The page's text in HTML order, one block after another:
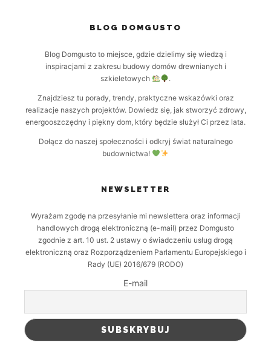
BLOG DOMGUSTO
Blog Domgusto to miejsce, gdzie dzielimy się wiedzą i
inspiracjami z zakresu budowy domów drewnianych i
szkieletowych
.
Znajdziesz tu porady, trendy, praktyczne wskazówki oraz
realizacje naszych projektów. Dowiedz się, jak stworzyć zdrowy,
energooszczędny i piękny dom, który będzie służył Ci przez lata.
Dołącz do naszej społeczności i odkryj świat naturalnego
budownictwa!
NEWSLETTER
Wyrażam zgodę na przesyłanie mi newslettera oraz informacji
handlowych drogą elektroniczną (e-mail) przez Domgusto
zgodnie z art. 10 ust. 2 ustawy o świadczeniu usług drogą
elektroniczną oraz Rozporządzeniem Parlamentu Europejskiego i
Rady (UE) 2016/679 (RODO)
E-mail